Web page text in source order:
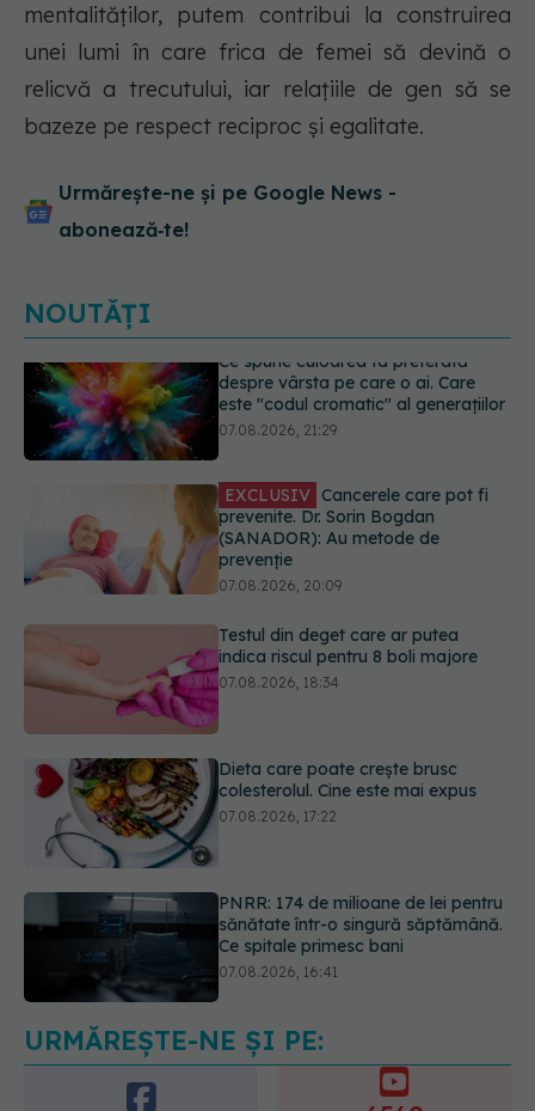
mentalităților, putem contribui la construirea
unei lumi în care frica de femei să devină o
relicvă a trecutului, iar relațiile de gen să se
bazeze pe respect reciproc și egalitate.
Urmărește-ne și pe Google News -
abonează‑te!
NOUTĂȚI
EXCLUSIV Cancerele care pot fi
prevenite. Dr. Sorin Bogdan
(SANADOR): Au metode de
07.08.2026, 20:09
Testul din deget care ar putea
indica riscul pentru 8 boli majore
07.08.2026, 18:34
Dieta care poate crește brusc
colesterolul. Cine este mai expus
PNRR: 174 de milioane de lei pentru
sănătate într-o singură săptămână.
Ce spune culoarea ta preferată
despre vârsta pe care o ai. Care
este "codul cromatic" al generațiilor
URMĂREȘTE-NE ȘI PE: